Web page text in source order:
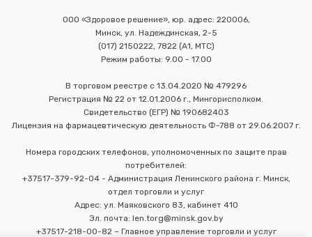
ООО «Здоровое решение», юр. адрес: 220006,
Минск, ул. Надеждинская, 2-5
(017) 2150222, 7822 (А1, МТС)
Режим работы: 9.00 - 17.00
В торговом реестре с 13.04.2020 № 479296
Регистрация № 22 от 12.01.2006 г., Мингорисполком.
Свидетельство (ЕГР) № 190682403
Лицензия на фармацевтическую деятельность Ф-788 от 29.06.2007 г.
Номера городских телефонов, уполномоченных по защите прав
потребителей:
+37517-379-92-04 - Администрация Ленинского района г. Минск,
отдел торговли и услуг
Адрес: ул. Маяковского 83, кабинет 410
Эл. почта: len.torg@minsk.gov.by
+37517-218-00-82 – Главное управление торговли и услуг